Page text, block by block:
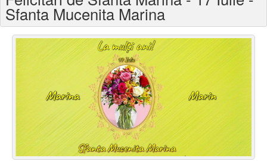
Felicitari varsta
Felicitari zilele anului
Felicitari zile saptamana
Felicitari muzicale
Felicitari muzicale personalizate
Felicitari animate
Sfanta Mucenita Marina